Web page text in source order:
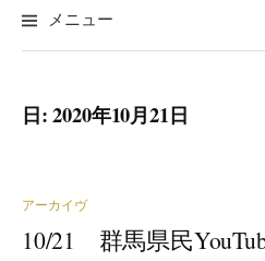
メニュー
日:2020年10月21日
アーカイヴ
10/21 群馬県民